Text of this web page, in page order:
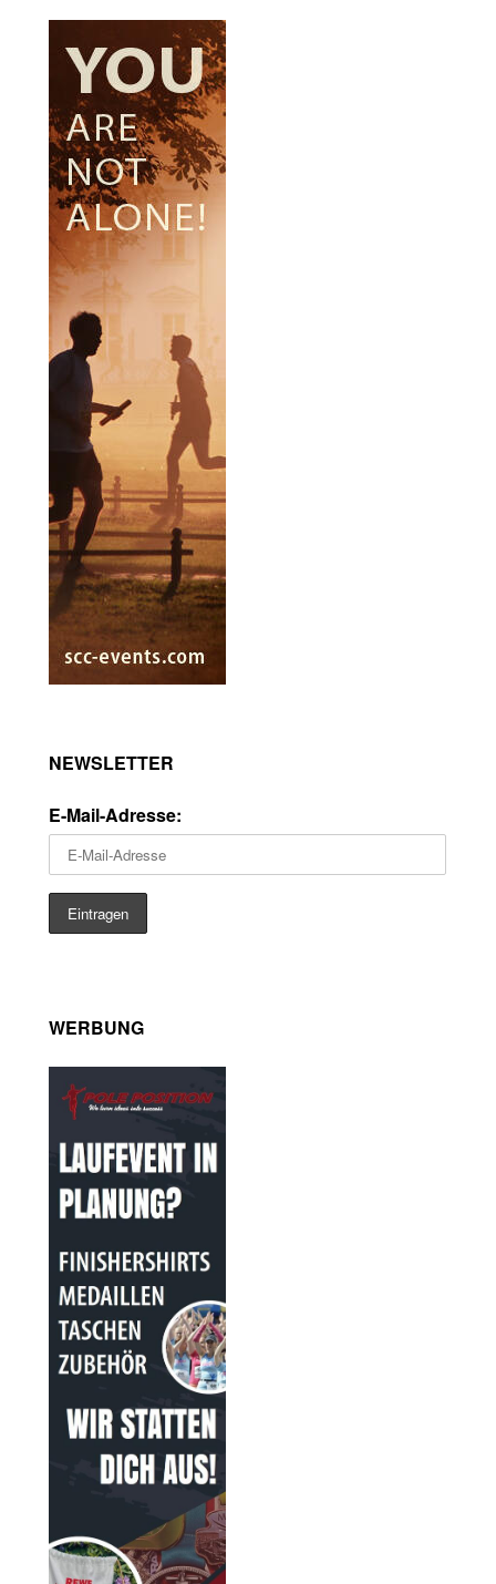
NEWSLETTER
E-Mail-Adresse:
WERBUNG